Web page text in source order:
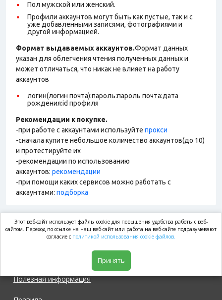
Пол мужской или женский.
Профили аккаунтов могут быть как пустые, так и с
уже добавленными записями, фотографиями и
другой информацией.
Формат выдаваемых аккаунтов.Формат данных
указан для облегчения чтения полученных данных и
может отличаться, что никак не влияет на работу
аккаунтов
логин(логин почта):пароль:пароль почта:дата
рождения:id профиля
Рекомендации к покупке.
-при работе с аккаунтами используйте прокси
-сначала купите небольшое количество аккаунтов(до 10)
и протестируйте их
-рекомендации по использованию
аккаунтов: рекомендации
-при помощи каких сервисов можно работать с
аккаунтами: подборка
market.com
Полезная информация
Этот веб-сайт использует файлы cookie для повышения удобства работы с веб-
сайтом. Переход по ссылке на наш веб-сайт или работа на веб-сайте подразумевают
согласие с политикой использования cookie файлов.
Принять